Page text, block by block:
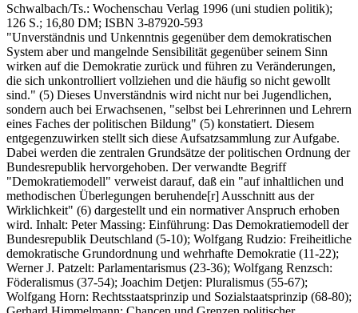
Schwalbach/Ts.: Wochenschau Verlag 1996 (uni studien politik);
126 S.; 16,80 DM; ISBN 3-87920-593
"Unverständnis und Unkenntnis gegenüber dem demokratischen
System aber und mangelnde Sensibilität gegenüber seinem Sinn
wirken auf die Demokratie zurück und führen zu Veränderungen,
die sich unkontrolliert vollziehen und die häufig so nicht gewollt
sind." (5) Dieses Unverständnis wird nicht nur bei Jugendlichen,
sondern auch bei Erwachsenen, "selbst bei Lehrerinnen und Lehrern
eines Faches der politischen Bildung" (5) konstatiert. Diesem
entgegenzuwirken stellt sich diese Aufsatzsammlung zur Aufgabe.
Dabei werden die zentralen Grundsätze der politischen Ordnung der
Bundesrepublik hervorgehoben. Der verwandte Begriff
"Demokratiemodell" verweist darauf, daß ein "auf inhaltlichen und
methodischen Überlegungen beruhende[r] Ausschnitt aus der
Wirklichkeit" (6) dargestellt und ein normativer Anspruch erhoben
wird. Inhalt: Peter Massing: Einführung: Das Demokratiemodell der
Bundesrepublik Deutschland (5-10); Wolfgang Rudzio: Freiheitliche
demokratische Grundordnung und wehrhafte Demokratie (11-22);
Werner J. Patzelt: Parlamentarismus (23-36); Wolfgang Renzsch:
Föderalismus (37-54); Joachim Detjen: Pluralismus (55-67);
Wolfgang Horn: Rechtsstaatsprinzip und Sozialstaatsprinzip (68-80);